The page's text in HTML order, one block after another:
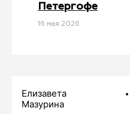
Петергофе
16 мая 2026
Елизавета
Мазурина